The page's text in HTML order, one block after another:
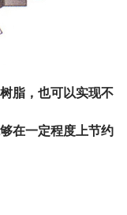
脂，也可以实现不
在一定程度上节约